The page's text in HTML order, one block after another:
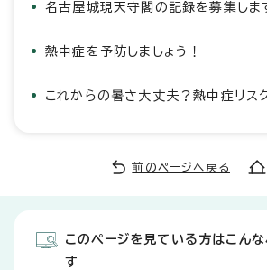
名古屋城現天守閣の記録を募集しま
熱中症を予防しましょう！
これからの暑さ大丈夫？熱中症リス
前のページへ戻る
このページを見ている方はこん
す